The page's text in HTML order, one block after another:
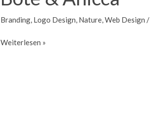
Branding Logo Design Nature ,Web Design /
Bote
Weiterlesen »